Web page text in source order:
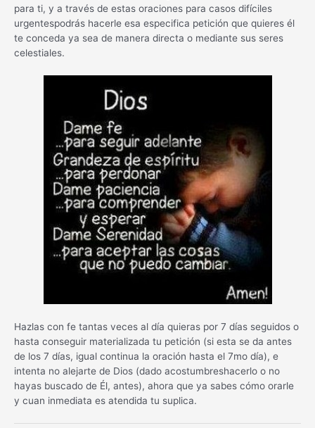
para ti, y a través de estas oraciones para casos difíciles
urgentespodrás hacerle esa especifica petición que quieres él
te conceda ya sea de manera directa o mediante sus seres
celestiales.
Hazlas con fe tantas veces al día quieras por 7 días seguidos o
hasta conseguir materializada tu petición (si esta se da antes
de los 7 días, igual continua la oración hasta el 7mo día), e
intenta no alejarte de Dios (dado acostumbreshacerlo o no
hayas buscado de Él, antes), ahora que ya sabes cómo orarle
y cuan inmediata es atendida tu suplica.